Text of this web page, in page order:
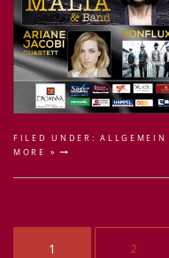
FILED UNDER:ALLGEMEIN
MORE »
1 2